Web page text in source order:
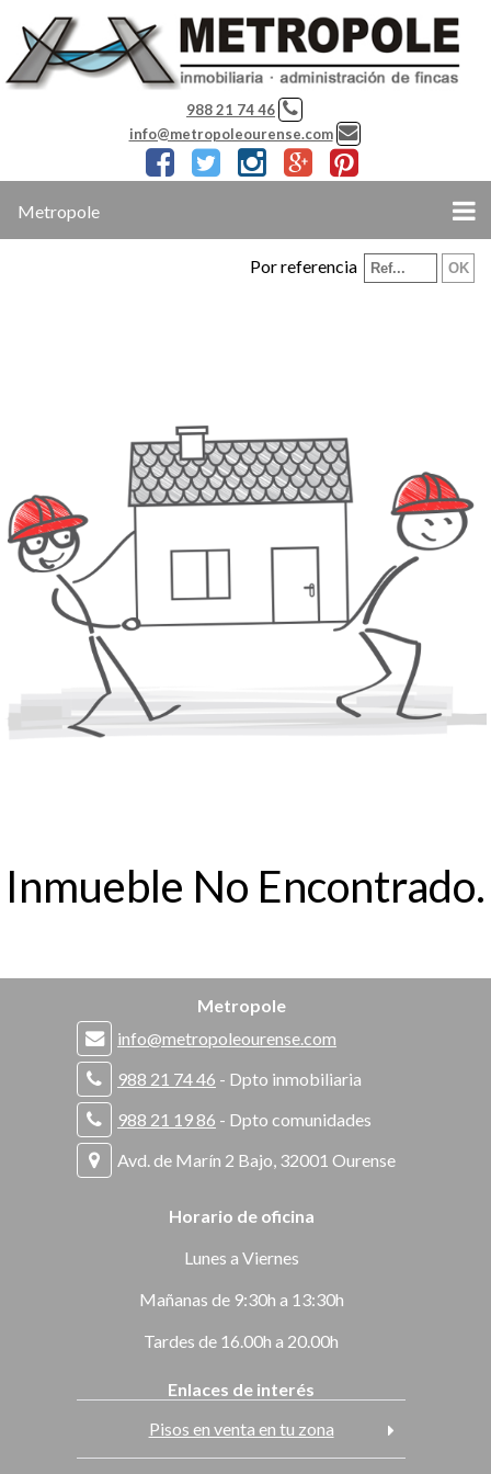
988 21 74 46
info@metropoleourense.com
Metropole
Por referencia
Inmueble No Encontrado.
Metropole
info@metropoleourense.com
988 21 74 46 - Dpto inmobiliaria
988 21 19 86 - Dpto comunidades
Avd. de Marín 2 Bajo, 32001 Ourense
Horario de oficina
Lunes a Viernes
Mañanas de 9:30h a 13:30h
Tardes de 16.00h a 20.00h
Enlaces de interés
Pisos en venta en tu zona